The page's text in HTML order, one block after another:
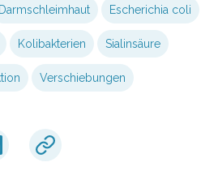
Darmschleimhaut Escherichia coli
Kolibakterien Sialinsäure
Verschiebungen